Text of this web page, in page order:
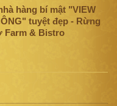
hàng bí mật "VIEW
tuyệt đẹp - Rừng
Farm & Bistro